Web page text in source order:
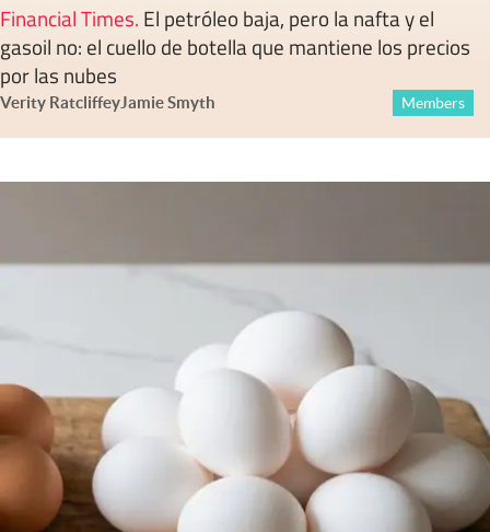
Financial Times. El petróleo baja, pero la nafta y el
gasoil no: el cuello de botella que mantiene los precios
por las nubes
Verity RatcliffeyJamie Smyth Members